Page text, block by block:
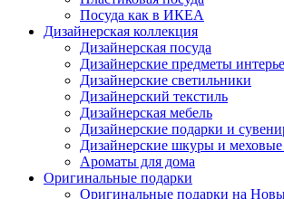
Посуда как в ИКЕА
Дизайнерская коллекция
Дизайнерская посуда
Дизайнерские предметы
Дизайнерские светильники
Дизайнерский текстиль
Дизайнерская мебель
Дизайнерские подарки и
Дизайнерские шкуры и меховые
Ароматы для дома
Оригинальные подарки
Оригинальные подарки на